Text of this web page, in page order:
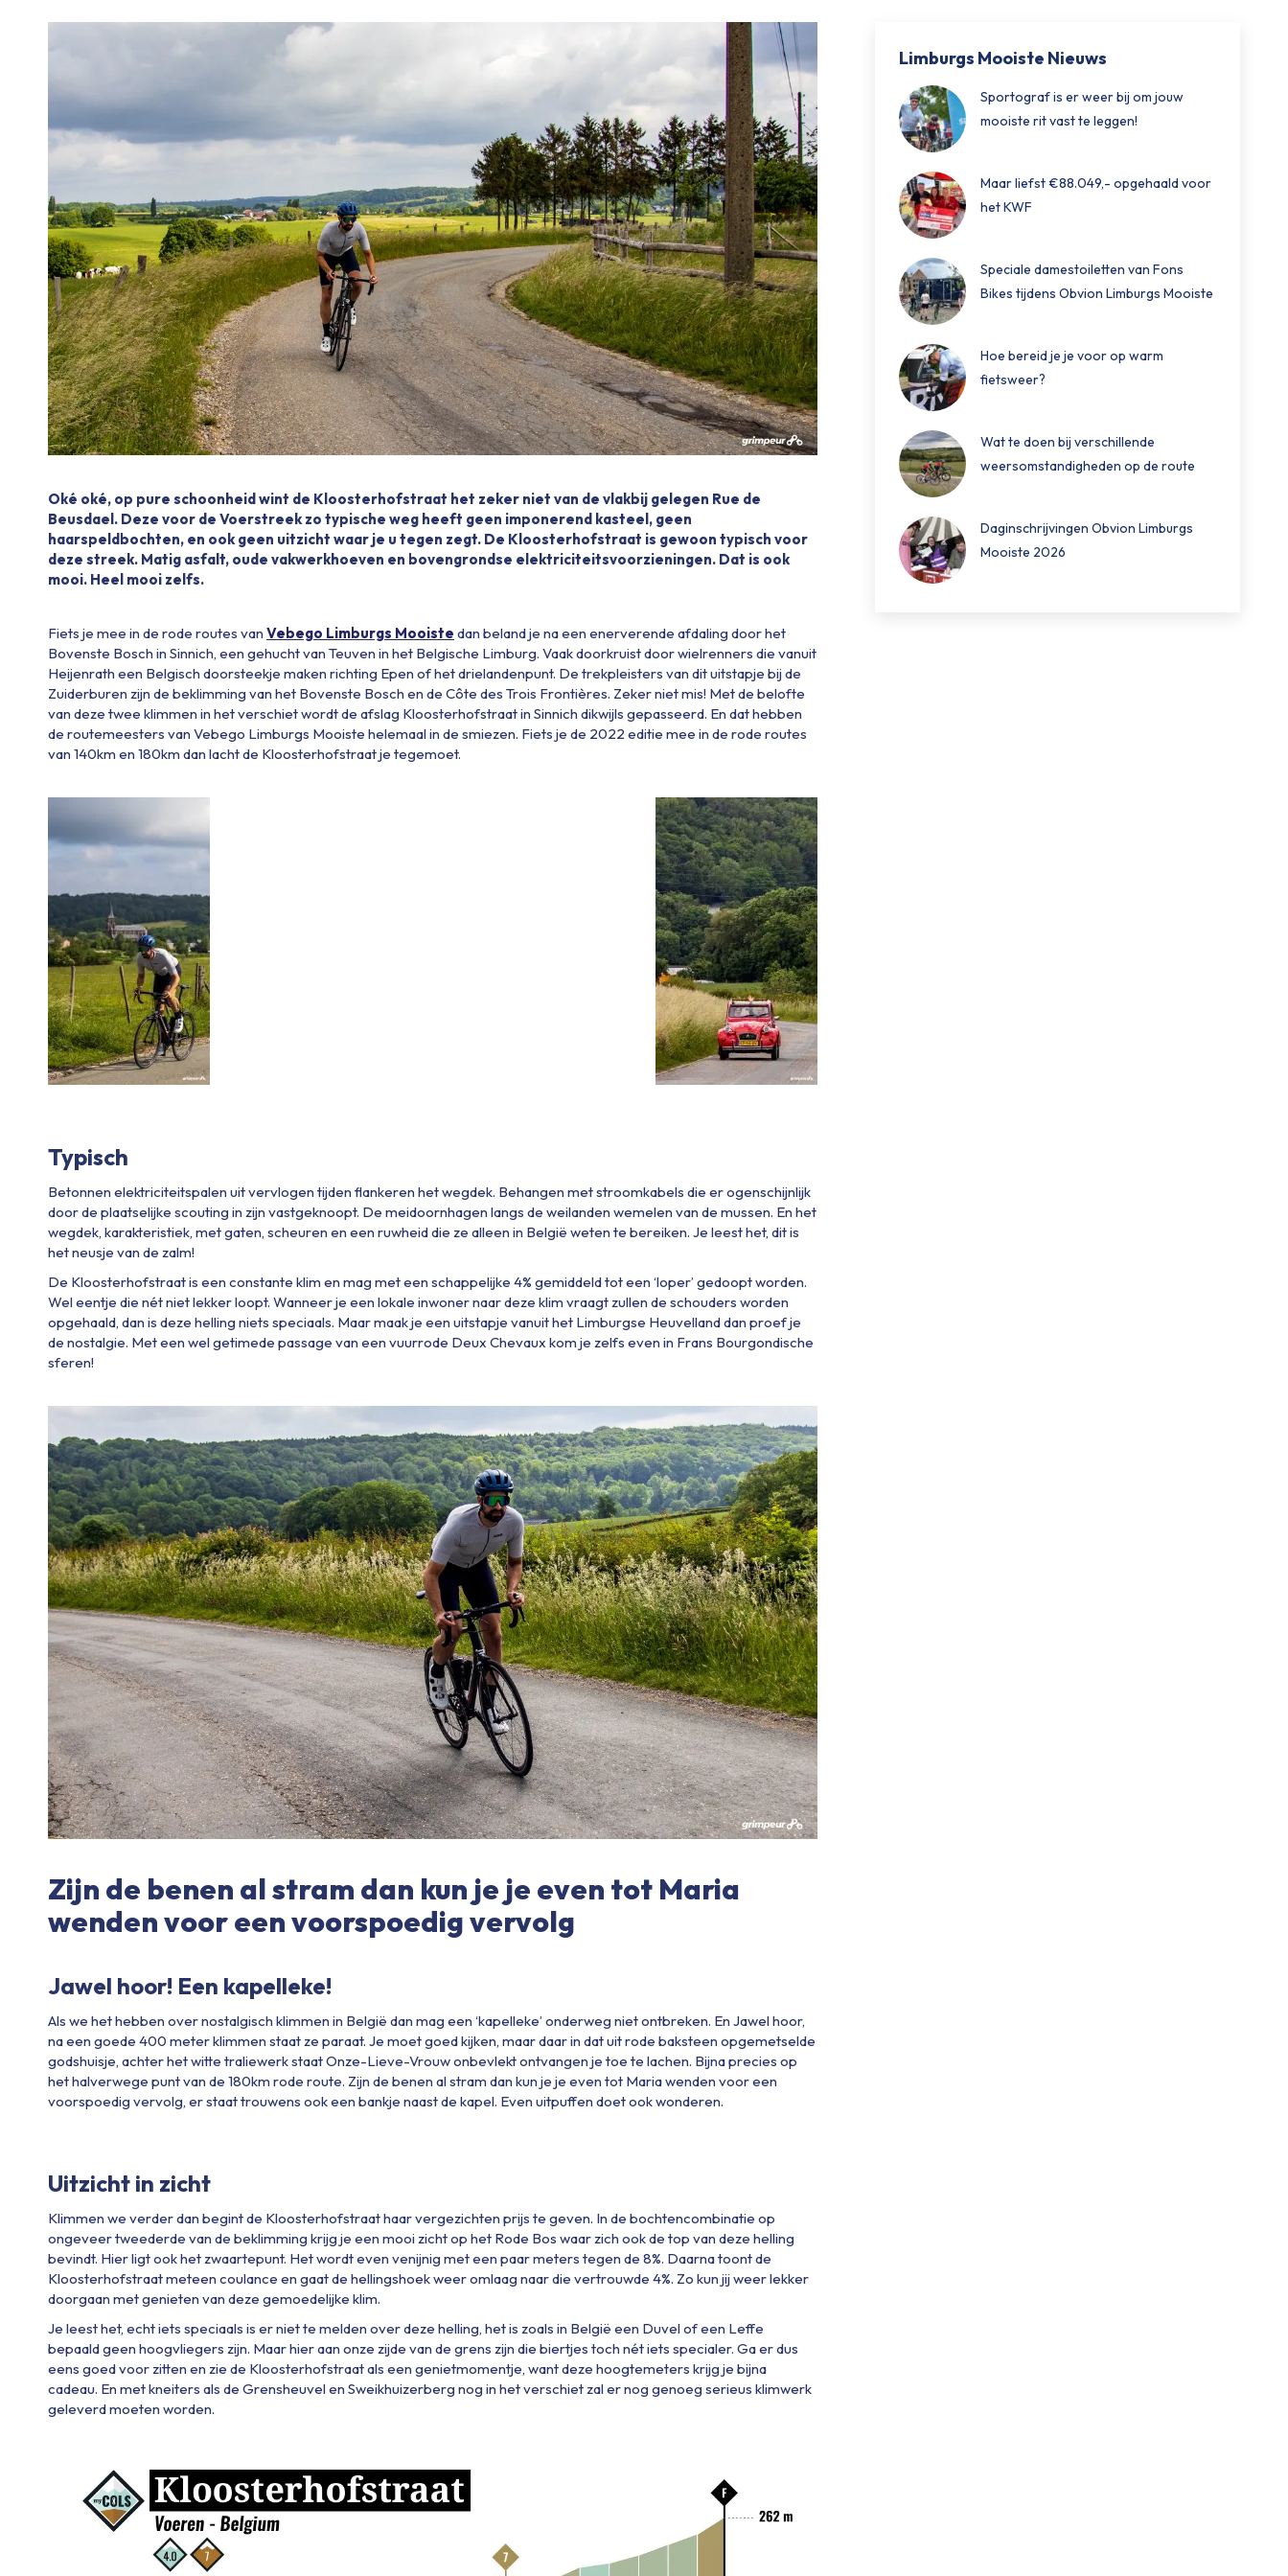
Oké oké, op pure schoonheid wint de Kloosterhofstraat het zeker niet van de vlakbij gelegen Rue de
Beusdael. Deze voor de Voerstreek zo typische weg heeft geen imponerend kasteel, geen
haarspeldbochten, en ook geen uitzicht waar je u tegen zegt. De Kloosterhofstraat is gewoon typisch voor
deze streek. Matig asfalt, oude vakwerkhoeven en bovengrondse elektriciteitsvoorzieningen. Dat is ook
mooi. Heel mooi zelfs.
Fiets je mee in de rode routes van Vebego Limburgs Mooiste dan beland je na een enerverende afdaling door het
Bovenste Bosch in Sinnich, een gehucht van Teuven in het Belgische Limburg. Vaak doorkruist door wielrenners die vanuit
Heijenrath een Belgisch doorsteekje maken richting Epen of het drielandenpunt. De trekpleisters van dit uitstapje bij de
Zuiderburen zijn de beklimming van het Bovenste Bosch en de Côte des Trois Frontières. Zeker niet mis! Met de belofte
van deze twee klimmen in het verschiet wordt de afslag Kloosterhofstraat in Sinnich dikwijls gepasseerd. En dat hebben
de routemeesters van Vebego Limburgs Mooiste helemaal in de smiezen. Fiets je de 2022 editie mee in de rode routes
van 140km en 180km dan lacht de Kloosterhofstraat je tegemoet.
Typisch
Betonnen elektriciteitspalen uit vervlogen tijden flankeren het wegdek. Behangen met stroomkabels die er ogenschijnlijk
door de plaatselijke scouting in zijn vastgeknoopt. De meidoornhagen langs de weilanden wemelen van de mussen. En het
wegdek, karakteristiek, met gaten, scheuren en een ruwheid die ze alleen in België weten te bereiken. Je leest het, dit is
het neusje van de zalm!
De Kloosterhofstraat is een constante klim en mag met een schappelijke 4% gemiddeld tot een ‘loper’ gedoopt worden.
Wel eentje die nét niet lekker loopt. Wanneer je een lokale inwoner naar deze klim vraagt zullen de schouders worden
opgehaald, dan is deze helling niets speciaals. Maar maak je een uitstapje vanuit het Limburgse Heuvelland dan proef je
de nostalgie. Met een wel getimede passage van een vuurrode Deux Chevaux kom je zelfs even in Frans Bourgondische
sferen!
Zijn de benen al stram dan kun je je even tot Maria
wenden voor een voorspoedig vervolg
Jawel hoor! Een kapelleke!
Als we het hebben over nostalgisch klimmen in België dan mag een ‘kapelleke’ onderweg niet ontbreken. En Jawel hoor,
na een goede 400 meter klimmen staat ze paraat. Je moet goed kijken, maar daar in dat uit rode baksteen opgemetselde
godshuisje, achter het witte traliewerk staat Onze-Lieve-Vrouw onbevlekt ontvangen je toe te lachen. Bijna precies op
het halverwege punt van de 180km rode route. Zijn de benen al stram dan kun je je even tot Maria wenden voor een
voorspoedig vervolg, er staat trouwens ook een bankje naast de kapel. Even uitpuffen doet ook wonderen.
Uitzicht in zicht
Klimmen we verder dan begint de Kloosterhofstraat haar vergezichten prijs te geven. In de bochtencombinatie op
ongeveer tweederde van de beklimming krijg je een mooi zicht op het Rode Bos waar zich ook de top van deze helling
bevindt. Hier ligt ook het zwaartepunt. Het wordt even venijnig met een paar meters tegen de 8%. Daarna toont de
Kloosterhofstraat meteen coulance en gaat de hellingshoek weer omlaag naar die vertrouwde 4%. Zo kun jij weer lekker
doorgaan met genieten van deze gemoedelijke klim.
Je leest het, echt iets speciaals is er niet te melden over deze helling, het is zoals in België een Duvel of een Leffe
bepaald geen hoogvliegers zijn. Maar hier aan onze zijde van de grens zijn die biertjes toch nét iets specialer. Ga er dus
eens goed voor zitten en zie de Kloosterhofstraat als een genietmomentje, want deze hoogtemeters krijg je bijna
cadeau. En met kneiters als de Grensheuvel en Sweikhuizerberg nog in het verschiet zal er nog genoeg serieus klimwerk
geleverd moeten worden.
Limburgs Mooiste Nieuws
Sportograf is er weer bij om jouw
mooiste rit vast te leggen!
Maar liefst €88.049,- opgehaald voor
het KWF
Speciale damestoiletten van Fons
Bikes tijdens Obvion Limburgs Mooiste
Hoe bereid je je voor op warm
fietsweer?
Wat te doen bij verschillende
weersomstandigheden op de route
Daginschrijvingen Obvion Limburgs
Mooiste 2026